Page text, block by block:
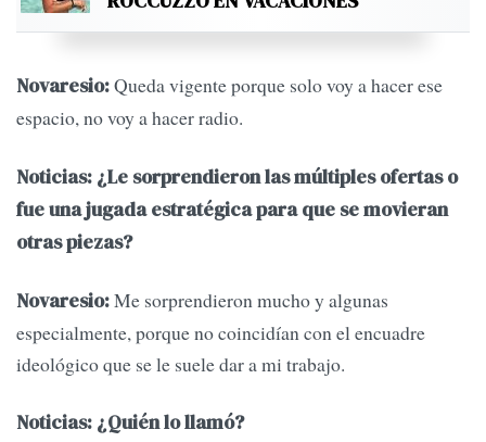
Novaresio:Queda vigente porque solo voy a hacer ese
espacio, no voy a hacer radio.
Noticias: ¿Le sorprendieron las múltiples ofertas o
fue una jugada estratégica para que se movieran
otras piezas?
Novaresio:Me sorprendieron mucho y algunas
especialmente, porque no coincidían con el encuadre
ideológico que se le suele dar a mi trabajo.
Noticias: ¿Quién lo llamó?